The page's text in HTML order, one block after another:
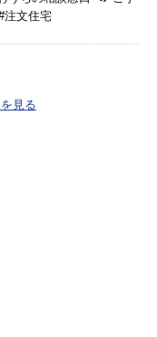
注文住宅
見る